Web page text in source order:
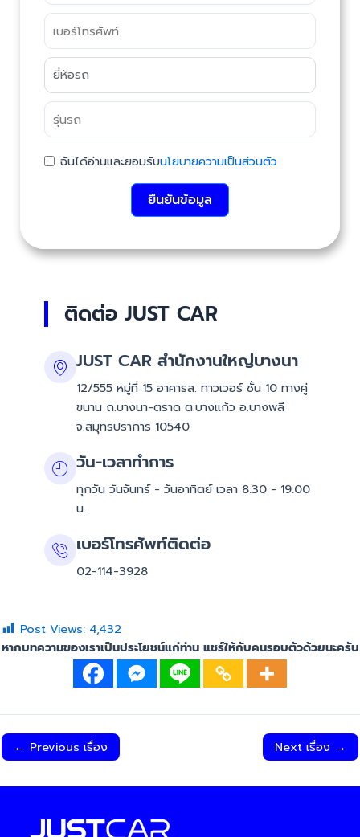
ฉันได้อ่านและยอมรับนโยบายความเป็นส่วนตัว
ยืนยันข้อมูล
ติดต่อ JUST CAR
JUST CAR สำนักงานใหญ่บางนา
12/555 หมู่ที่ 15 อาคารส. ทาวเวอร์ ชั้น 10 ทางคู่
ขนาน ถ.บางนา-ตราด ต.บางแก้ว อ.บางพลี
จ.สมุทรปราการ 10540
วัน-เวลาทำการ
ทุกวัน วันจันทร์ - วันอาทิตย์ เวลา 8:30 - 19:00
น.
เบอร์โทรศัพท์ติดต่อ
02-114-3928
Post Views: 4,432
หากบทความของเราเป็นประโยชน์แก่ท่าน แชร์ให้กับคนรอบตัวด้วยนะครับ
← Previous เรื่อง Next เรื่อง →